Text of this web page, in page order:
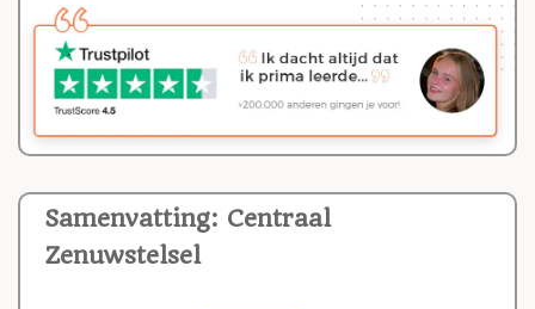
Samenvatting: Centraal
Zenuwstelsel